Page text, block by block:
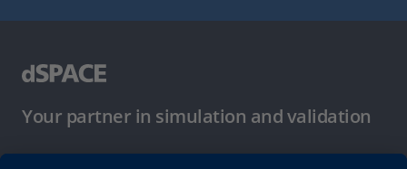
Your partner in simulation and validation